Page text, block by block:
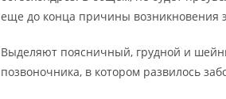
еще до конца причины возникновения
Выделяют поясничный, грудной и
позвоночника, в котором развилось